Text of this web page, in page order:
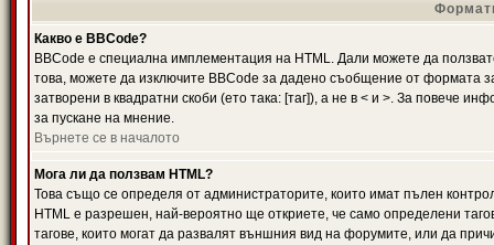
Какво е BBCode?
BBCode е специална имплементация на HTML. Дали можете да
това, можете да изключите BBCode за дадено съобщение от формата
затворени в квадратни скоби (ето така: [таг]), а не в < и >. За повече
за пускане на мнение.
Върнете се в началото
Мога ли да ползвам HTML?
Това също се определя от администраторите, които имат пълен
HTML е разрешен, най-вероятно ще откриете, че само определени
тагове, които могат да развалят външния вид на форумите, или да